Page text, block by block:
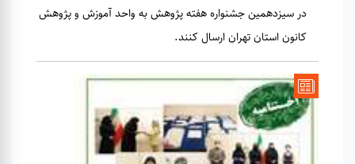
در سیزدهمین جشنواره هفته پژوهش به واحد آموزش و پژوهش
کانون استان تهران ارسال کنند.